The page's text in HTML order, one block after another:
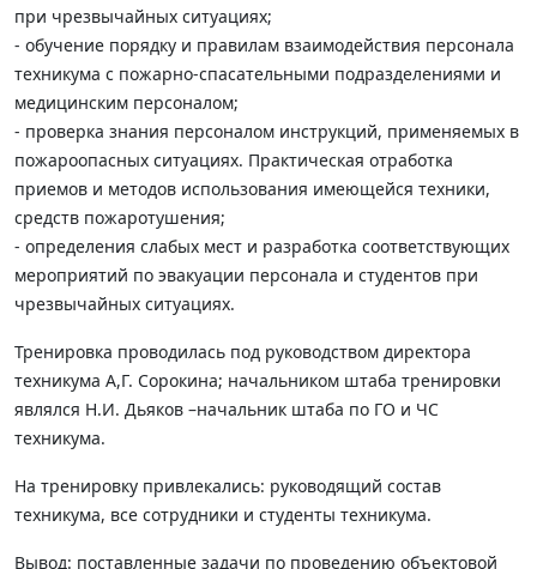
при чрезвычайных ситуациях;
- обучение порядку и правилам взаимодействия персонала
техникума с пожарно-спасательными подразделениями и
медицинским персоналом;
- проверка знания персоналом инструкций, применяемых в
пожароопасных ситуациях. Практическая отработка
приемов и методов использования имеющейся техники,
средств пожаротушения;
- определения слабых мест и разработка соответствующих
мероприятий по эвакуации персонала и студентов при
чрезвычайных ситуациях.
Тренировка проводилась под руководством директора
техникума А,Г. Сорокина; начальником штаба тренировки
являлся Н.И. Дьяков –начальник штаба по ГО и ЧС
техникума.
На тренировку привлекались: руководящий состав
техникума, все сотрудники и студенты техникума.
Вывод: поставленные задачи по проведению объектовой